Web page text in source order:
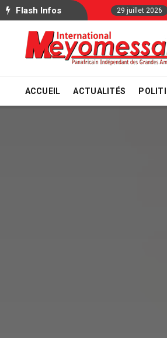
ACCUEIL ACTUALITÉS
Flash Infos 29 juillet 2026